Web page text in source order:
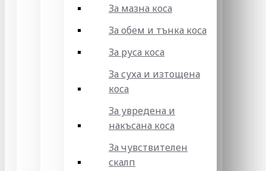
За мазна коса
За обем и тънка коса
За руса коса
За суха и изтощена
коса
За увредена и
накъсана коса
За чувствителен
скалп